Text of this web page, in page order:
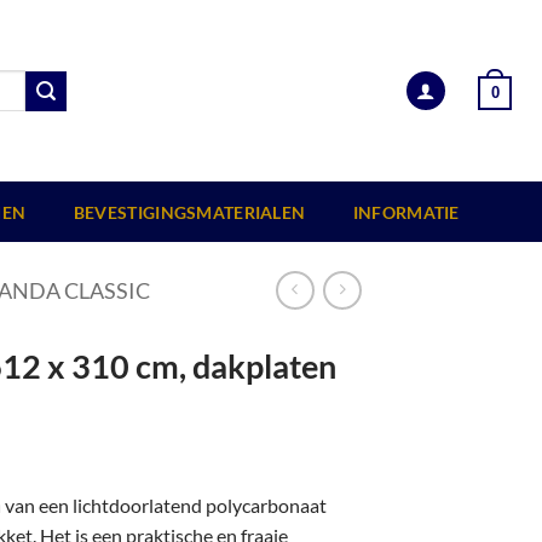
0
BEVESTIGINGSMATERIALEN INFORMATIE
CLASSIC
x 310 cm, dakplaten
van een lichtdoorlatend polycarbonaat
Het is een praktische en fraaie